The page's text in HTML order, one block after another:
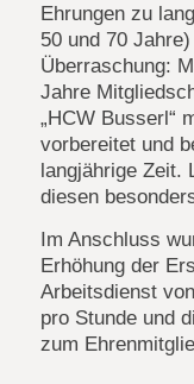
Ehrungen zu
50 und 70
Überraschung:
Jahre
„HCW Busserl“
vorbereitet und
langjährige Zeit.
diesen
Im Anschluss
Erhöhung der
Arbeitsdienst
pro Stunde und
zum